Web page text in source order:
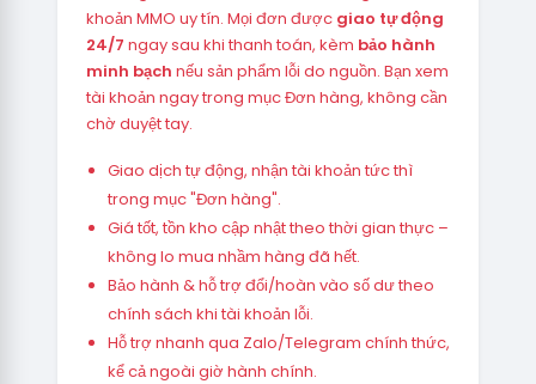
khoản MMO uy tín. Mọi đơn được giao tự động
24/7 ngay sau khi thanh toán, kèm bảo hành
minh bạch nếu sản phẩm lỗi do nguồn. Bạn xem
tài khoản ngay trong mục Đơn hàng, không cần
chờ duyệt tay.
Giao dịch tự động, nhận tài khoản tức thì
trong mục "Đơn hàng".
Giá tốt, tồn kho cập nhật theo thời gian thực –
không lo mua nhầm hàng đã hết.
Bảo hành & hỗ trợ đổi/hoàn vào số dư theo
chính sách khi tài khoản lỗi.
Hỗ trợ nhanh qua Zalo/Telegram chính thức,
kể cả ngoài giờ hành chính.